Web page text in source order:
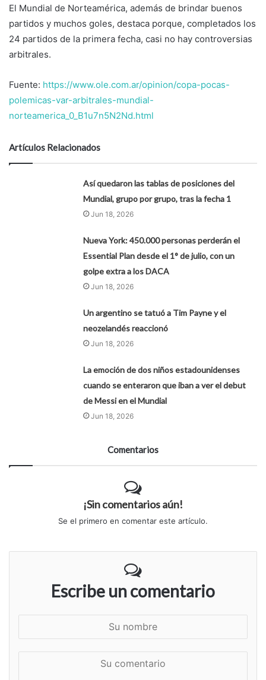
El Mundial de Norteamérica, además de brindar buenos
partidos y muchos goles, destaca porque, completados los
24 partidos de la primera fecha, casi no hay controversias
arbitrales.
Fuente: https://www.ole.com.ar/opinion/copa-pocas-
polemicas-var-arbitrales-mundial-
norteamerica_0_B1u7n5N2Nd.html
Artículos Relacionados
Así quedaron las tablas de posiciones del
Mundial, grupo por grupo, tras la fecha 1
Jun 18, 2026
Nueva York: 450.000 personas perderán el
Essential Plan desde el 1° de julio, con un
golpe extra a los DACA
Jun 18, 2026
Un argentino se tatuó a Tim Payne y el
neozelandés reaccionó
Jun 18, 2026
La emoción de dos niños estadounidenses
cuando se enteraron que iban a ver el debut
de Messi en el Mundial
Jun 18, 2026
Comentarios
¡Sin comentarios aún!
Se el primero en comentar este artículo.
Escribe un comentario